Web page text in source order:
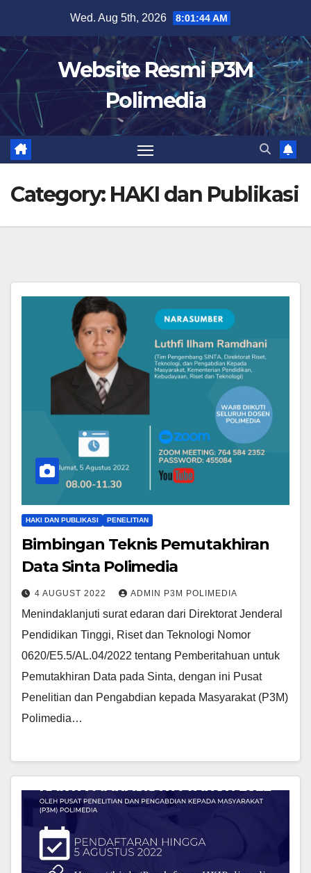
content
Wed. Aug 5th, 2026 8:01:45 AM
Website Resmi P3M
Polimedia
Category: HAKI dan Publikasi
HAKI DAN PUBLIKASI PENELITIAN
Bimbingan Teknis Pemutakhiran
Data Sinta Polimedia
4 AUGUST 2022 ADMIN P3M POLIMEDIA
Menindaklanjuti surat edaran dari Direktorat Jenderal
Pendidikan Tinggi, Riset dan Teknologi Nomor
0620/E5.5/AL.04/2022 tentang Pemberitahuan untuk
Pemutakhiran Data pada Sinta, dengan ini Pusat
Penelitian dan Pengabdian kepada Masyarakat (P3M)
Polimedia…